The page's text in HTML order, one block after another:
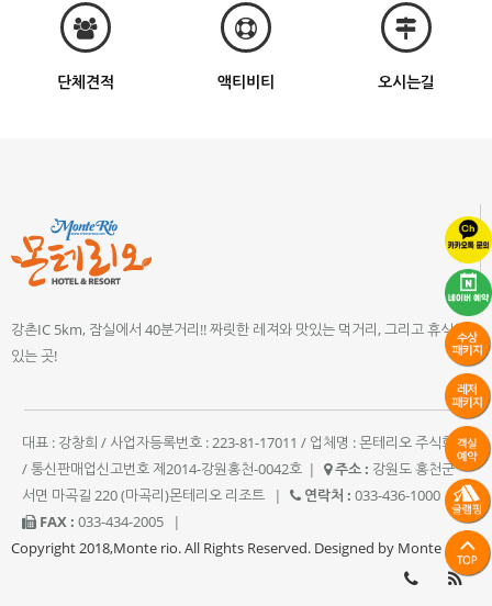
단체견적 액티비티 오시는길
강촌IC 5km, 잠실에서 40분거리!! 짜릿한 레져와 맛있는 먹거리, 그리고 휴식이
있는 곳!
대표 : 강창희 / 사업자등록번호 : 223-81-17011 / 업체명 : 몬테리오 주식회사
/ 통신판매업신고번호 제2014-강원홍천-0042호 | 주소 : 강원도 홍천군
서면 마곡길 220 (마곡리)몬테리오 리조트
| 연락처 : 033-436-1000
|
FAX : 033-434-2005
|
Copyright 2018,Monte rio. All Rights Reserved. Designed by Monte rio.